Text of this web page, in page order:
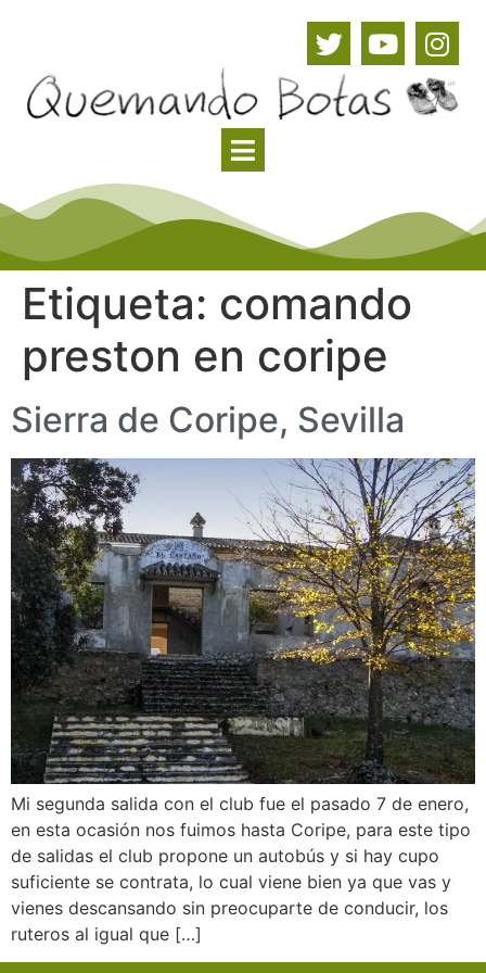
Etiqueta: comando
preston en coripe
Sierra de Coripe, Sevilla
Mi segunda salida con el club fue el pasado 7 de enero,
en esta ocasión nos fuimos hasta Coripe, para este tipo
de salidas el club propone un autobús y si hay cupo
suficiente se contrata, lo cual viene bien ya que vas y
vienes descansando sin preocuparte de conducir, los
ruteros al igual que […]